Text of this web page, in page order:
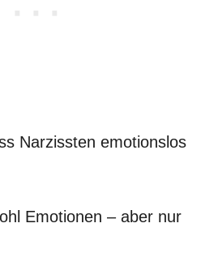
Narzissten emotionslos
Emotionen – aber nur